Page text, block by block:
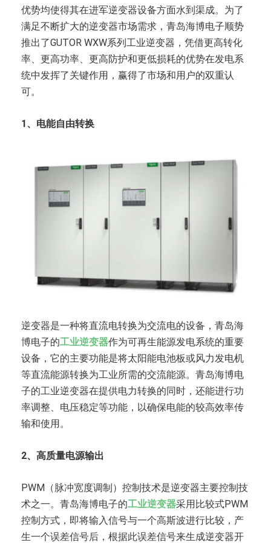
优势均使得其在进军逆变器设备方面水到渠成。为了
满足不断扩大的逆变器市场需求，青岛海博电子顺势
推出了GUTOR WXW系列工业逆变器，凭借更高转化
率、更高功率、更高防护和更低损耗的优势在发电系
统中发挥了关键作用，赢得了市场和用户的双重认
可。
1、电能自由转换
逆变器是一种将直流电转换为交流电的设备，青岛海
博电子的工业逆变器作为可再生能源发电系统的重要
设备，它的主要功能是将太阳能电池板或风力发电机
等直流能源转换为工业所需的交流能源。青岛海博电
子的工业逆变器在提供电力转换的同时，还能进行功
率调整、电压稳定等功能，以确保电能的较高效率传
输和使用。
2、高质量电源输出
PWM（脉冲宽度调制）控制技术是逆变器主要控制技
术之一。青岛海博电子的工业逆变器采用比较式PWM
控制方式，即将输入信号与一个高斯波进行比较，产
生一个误差信号后，根据此误差信号来生成逆变器开